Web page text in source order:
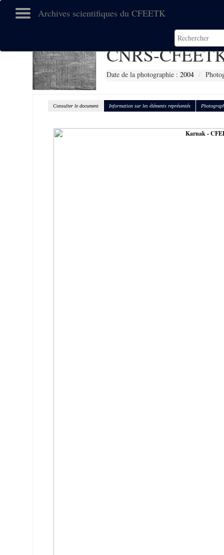
Archives scientifiques du CFEETK
CNRS-
Date de la photographie : 2004
Consulter le document Information sur les éléments représentés